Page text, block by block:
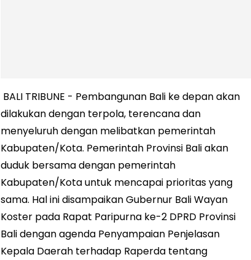
BALI TRIBUNE - Pembangunan Bali ke depan akan
dilakukan dengan terpola, terencana dan
menyeluruh dengan melibatkan pemerintah
Kabupaten/Kota. Pemerintah Provinsi Bali akan
duduk bersama dengan pemerintah
Kabupaten/Kota untuk mencapai prioritas yang
sama. Hal ini disampaikan Gubernur Bali Wayan
Koster pada Rapat Paripurna ke-2 DPRD Provinsi
Bali dengan agenda Penyampaian Penjelasan
Kepala Daerah terhadap Raperda tentang